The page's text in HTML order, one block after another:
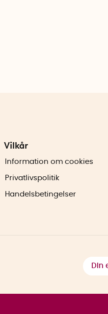
Vilkår
Information om cookies
Privatlivspolitik
Handelsbetingelser